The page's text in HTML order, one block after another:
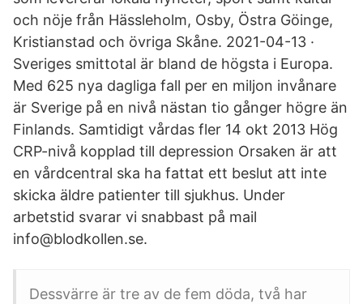
och nöje från Hässleholm, Osby, Östra Göinge,
Kristianstad och övriga Skåne. 2021-04-13 ·
Sveriges smittotal är bland de högsta i Europa.
Med 625 nya dagliga fall per en miljon invånare
är Sverige på en nivå nästan tio gånger högre än
Finlands. Samtidigt vårdas fler 14 okt 2013 Hög
CRP-nivå kopplad till depression Orsaken är att
en vårdcentral ska ha fattat ett beslut att inte
skicka äldre patienter till sjukhus. Under
arbetstid svarar vi snabbast på mail
info@blodkollen.se.
Dessvärre är tre av de fem döda, två har